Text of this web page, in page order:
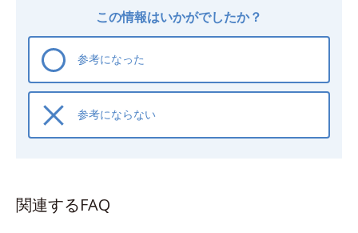
この情報はいかがでしたか？
参考になった
参考にならない
関連するFAQ